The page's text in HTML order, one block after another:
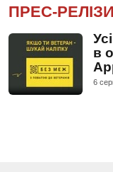
ПРЕС-РЕЛІЗИ
в
6